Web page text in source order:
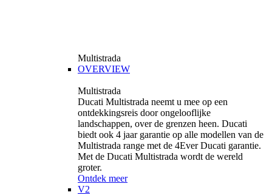
Multistrada
OVERVIEW
Multistrada
Ducati Multistrada neemt u mee op een
ontdekkingsreis door ongelooflijke
landschappen, over de grenzen heen. Ducati
biedt ook 4 jaar garantie op alle modellen van de
Multistrada range met de 4Ever Ducati garantie.
Met de Ducati Multistrada wordt de wereld
groter.
Ontdek meer
V2